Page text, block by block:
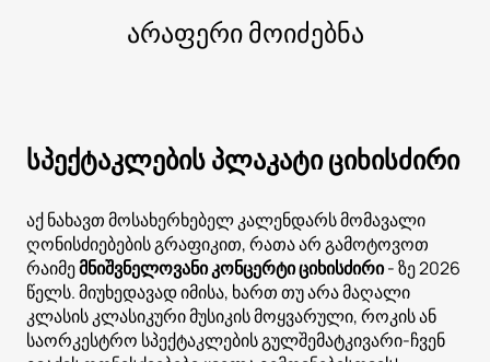
არაფერი მოიძებნა
სპექტაკლების პლაკატი ციხისძირი
აქ ნახავთ მოსახერხებელ კალენდარს მომავალი
ღონისძიებების გრაფიკით, რათა არ გამოტოვოთ
რაიმემნიშვნელოვანი კონცერტი ციხისძირი- ზე 2026
წელს. მიუხედავად იმისა, ხართ თუ არა მაღალი
კლასის კლასიკური მუსიკის მოყვარული, როკის ან
საორკესტრო სპექტაკლების გულშემატკივარი-ჩვენ